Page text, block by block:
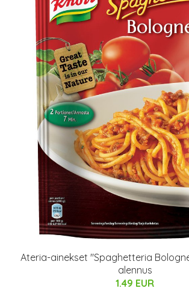
Ateria-ainekset "Spaghetteria
alennus
1.49 EUR